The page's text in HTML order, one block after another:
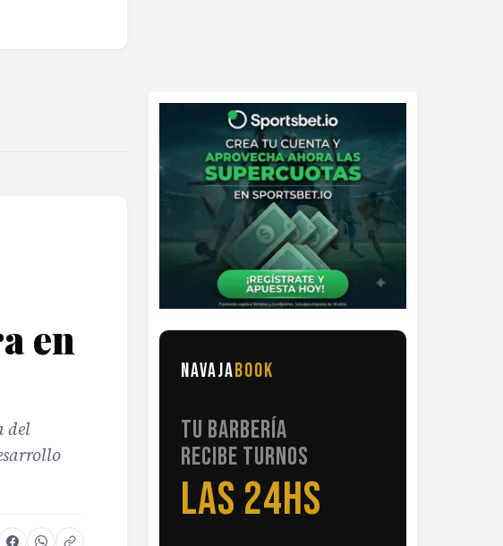
en
del
NAVAJABOOK
TU BARBERÍA
RECIBE TURNOS
LAS 24HS